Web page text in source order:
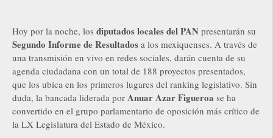
Hoy por la noche, los diputados locales del PAN presentarán su
Segundo Informe de Resultados a los mexiquenses. A través de
una transmisión en vivo en redes sociales, darán cuenta de su
agenda ciudadana con un total de 188 proyectos presentados,
que los ubica en los primeros lugares del ranking legislativo. Sin
duda, la bancada liderada por Anuar Azar Figueroa se ha
convertido en el grupo parlamentario de oposición más crítico de
la LX Legislatura del Estado de México.